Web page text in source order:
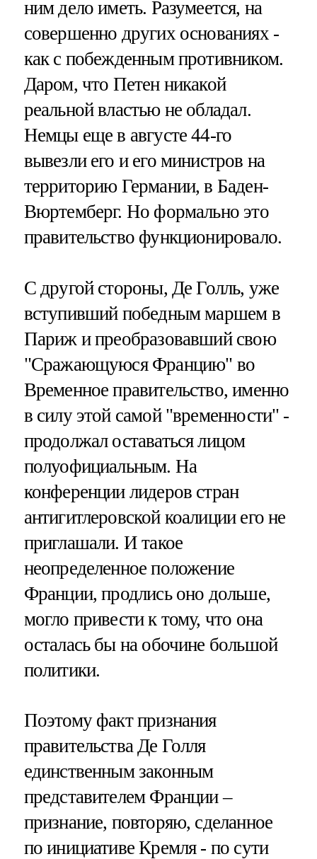
ним дело иметь. Разумеется, на
совершенно других основаниях -
как с побежденным противником.
Даром, что Петен никакой
реальной властью не обладал.
Немцы еще в августе 44-го
вывезли его и его министров на
территорию Германии, в Баден-
Вюртемберг. Но формально это
правительство функционировало.
С другой стороны, Де Голль, уже
вступивший победным маршем в
Париж и преобразовавший свою
"Сражающуюся Францию" во
Временное правительство, именно
в силу этой самой "временности" -
продолжал оставаться лицом
полуофициальным. На
конференции лидеров стран
антигитлеровской коалиции его не
приглашали. И такое
неопределенное положение
Франции, продлись оно дольше,
могло привести к тому, что она
осталась бы на обочине большой
политики.
Поэтому факт признания
правительства Де Голля
единственным законным
представителем Франции –
признание, повторяю, сделанное
по инициативе Кремля - по сути